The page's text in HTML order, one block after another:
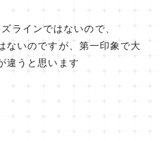
ラインではないので、
ないのですが、第一印象で大
違うと思います